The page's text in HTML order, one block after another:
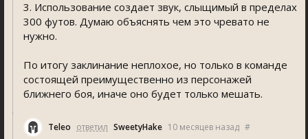
3. Использование создает звук, слыщимый в пределах
300 футов. Думаю объяснять чем это чревато не
нужно.
По итогу заклинание неплохое, но только в команде
состоящей преимущественно из персонажей
ближнего боя, иначе оно будет только мешать.
Teleo ответил SweetyHake 10 месяцев назад #